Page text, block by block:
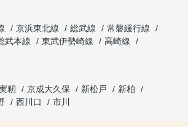
京浜東北線 総武線
常磐緩行線
武本線 東武伊勢崎線
高崎線
籾 京成大久保 新松戸
新柏
西川口 市川